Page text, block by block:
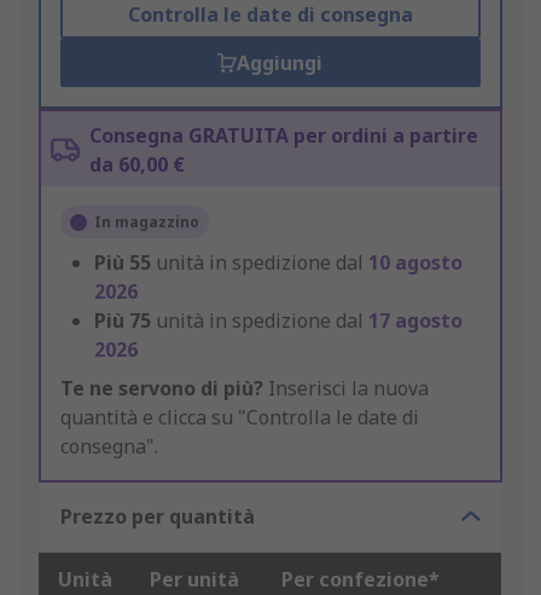
Controlla le date di consegna
Aggiungi
Consegna GRATUITA per ordini a partire
da 60,00 €
In magazzino
Più 55 unità in spedizione dal 10 agosto
2026
Più 75 unità in spedizione dal 17 agosto
2026
Te ne servono di più? Inserisci la nuova
quantità e clicca su "Controlla le date di
consegna".
Prezzo per quantità
Unità Per unità Per confezione*